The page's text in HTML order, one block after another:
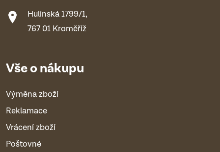
Hulínská 1799/1,
767 01 Kroměříž
Vše o nákupu
Výměna zboží
Reklamace
Vrácení zboží
Poštovné